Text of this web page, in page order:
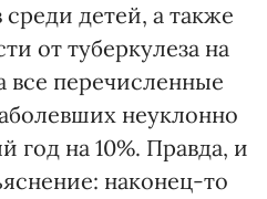
детей, а также
от туберкулеза на
все перечисленные
неуклонно
год на 10%. Правда, и
наконец-то